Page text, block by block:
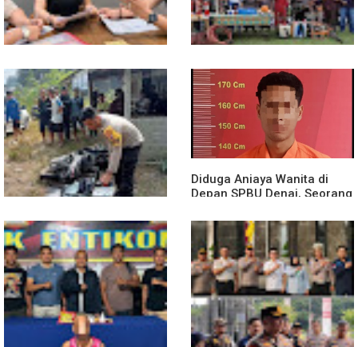
Diduga Jadi Korban
Penyebaran Foto Pribadi
dan Dicemarkan di TikTok,
AF Lapor ke Polda Sumut
Polsek Entikong Gelar Apel
Siaga Karhutla 2026, Sinergi
Lintas Sektor Cegah
Kebakaran Hutan dan Lahan
Truk Kontainer Oleng Tabrak
Vario, Warga Kapuas
Meninggal di Dusun Mak
Tampong
Diduga Aniaya Wanita di
Depan SPBU Denai, Seorang
Medan Area